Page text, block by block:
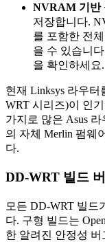
NVRAM 기반
저장합니다.
를 포함한 전
을 수 있습니
을 확인하세요.
현재 Linksys 라우터
WRT 시리즈)이 인
가지로 많은 Asus
의 자체 Merlin 펌웨
다.
DD-WRT 빌드
모든 DD-WRT 빌드
다. 구형 빌드는
한 알려진 안정성